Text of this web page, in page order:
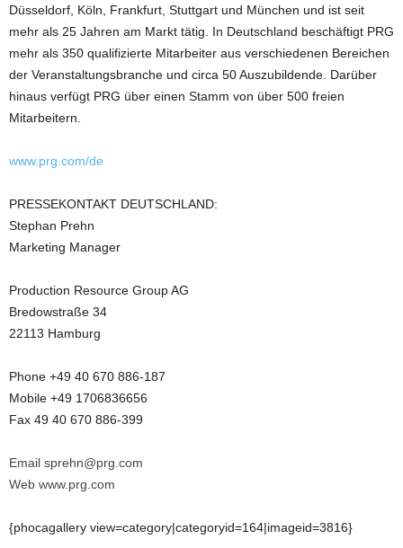
Düsseldorf, Köln, Frankfurt, Stuttgart und München und ist seit
mehr als 25 Jahren am Markt tätig. In Deutschland beschäftigt PRG
mehr als 350 qualifizierte Mitarbeiter aus verschiedenen Bereichen
der Veranstaltungsbranche und circa 50 Auszubildende. Darüber
hinaus verfügt PRG über einen Stamm von über 500 freien
Mitarbeitern.
www.prg.com/de
PRESSEKONTAKT DEUTSCHLAND:
Stephan Prehn
Marketing Manager
Production Resource Group AG
Bredowstraße 34
22113 Hamburg
Phone +49 40 670 886-187
Mobile +49 1706836656
Fax 49 40 670 886-399
Email sprehn@prg.com
Web www.prg.com
{phocagallery view=category|categoryid=164|imageid=3816}